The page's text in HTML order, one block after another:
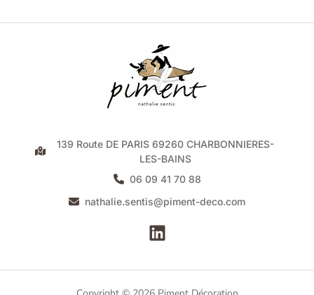
139 Route DE PARIS 69260 CHARBONNIERES-
LES-BAINS
06 09 41 70 88
nathalie.sentis@piment-deco.com